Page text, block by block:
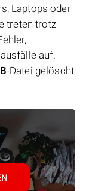
Laptops oder
treten trotz
auf.
-Datei gelöscht